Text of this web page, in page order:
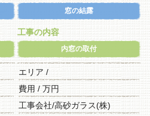
窓の結露
工事の内容
内窓の取付
エリア /
費用 / 万円
工事会社/高砂ガラス(株)